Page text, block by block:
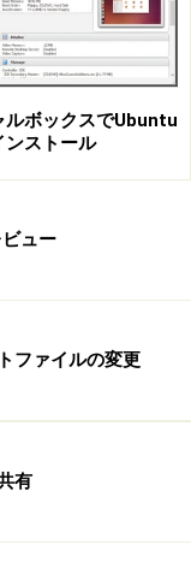
ルボックスでUbuntu
ンストール
ュー
ファイルの変更
有